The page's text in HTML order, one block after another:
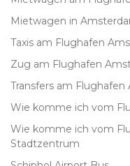
Mietwagen in
Taxis am Flughafen
Zug am Flughafen
Transfers am
Wie komme ich vom
Wie komme ich vom
Stadtzentrum